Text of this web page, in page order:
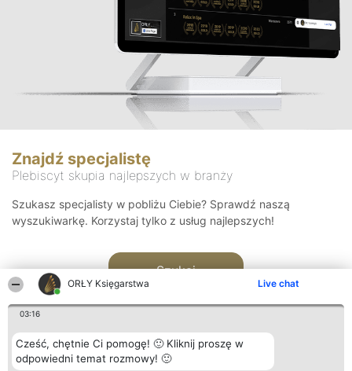
ORŁY Księgarstwa Live chat
03:16
Cześć, chętnie Ci pomogę! 🙂 Kliknij proszę w
odpowiedni temat rozmowy! 🙂
Znajdź specjalistę
Plebiscyt skupia najlepszych w branży
Szukasz specjalisty w pobliżu Ciebie? Sprawdź naszą
wyszukiwarkę. Korzystaj tylko z usług najlepszych!
Szukaj